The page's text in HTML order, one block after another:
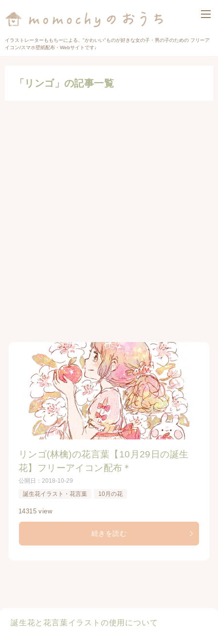
イラストレーターももちーによる、"かわいい"ものが好きな女の子・男の子のための フリーア
イコン/スマホ壁紙配布・Webサイトです♩
「リンゴ」の記事一覧
リンゴ(林檎)の花言葉【10月29日の誕生
花】フリーアイコン配布＊
公開日： 2018-10-29
誕生花イラスト・花言葉
10月の花
14315 view
続きを読む
誕生花と花言葉イラストの使用について